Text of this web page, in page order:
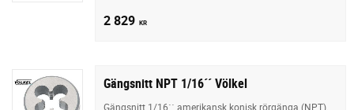
2 829 KR
Gängsnitt NPT 1/16´´ Völkel
Gängsnitt 1/16´´ amerikansk konisk rörgänga (NPT),